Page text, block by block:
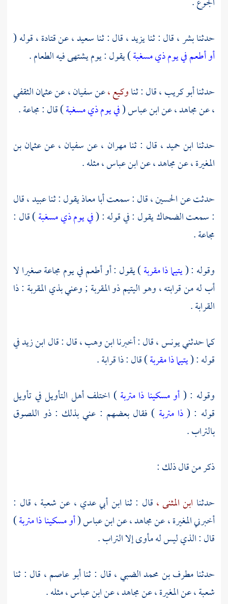
حدثنابشر ،قال : ثنايزيد ،قال : ثناسعيد ،عنقتادة ،قوله (
أو أطعم في يوم ذي مسغبة) يقول : يوم يشتهى فيه الطعام .
حدثناأبو كريب ،قال : ثناوكيع ،عنسفيان ،عنعثمان الثقفي
،عنمجاهد ،عنابن عباس(في يوم ذي مسغبة) قال : مجاعة .
حدثنا ابن حميد ، قال : ثنامهران ،عنسفيان ،عنعثمان بن
المغيرة ،عنمجاهد ،عنابن عباس ،مثله .
حدثت عنالحسين ،قال : سمعتأبا معاذيقول : ثناعبيد ،قال
: سمعتالضحاكيقول : في قوله : (في يوم ذي مسغبة) قال :
مجاعة .
وقوله : (يتيما ذا مقربة) يقول : أو أطعم في يوم مجاعة صغيرا لا
أب له من قرابته ، وهو اليتيم ذو المقربة ; وعني بذي المقربة : ذا
القرابة .
كما حدثنييونس ،قال : أخبرناابن وهب ،قال : قالابن زيدفي
قوله : (يتيما ذا مقربة) قال : ذا قرابة .
وقوله : (أو مسكينا ذا متربة) اختلف أهل التأويل في تأويل
قوله : (ذا متربة ) فقال بعضهم : عني بذلك : ذو اللصوق
بالتراب .
ذكر من قال ذلك :
حدثنا ابن المثنى ، قال : ثنا ابن أبي عدي ، عنشعبة ، قال :
أخبرنيالمغيرة ،عنمجاهد ،عنابن عباس(أو مسكينا ذا متربة)
قال : الذي ليس له مأوى إلا التراب .
حدثنامطرف بن محمد الضبي ،قال : ثناأبو عاصم ، قال : ثنا
شعبة ،عنالمغيرة ،عنمجاهد ،عنابن عباس ،مثله .